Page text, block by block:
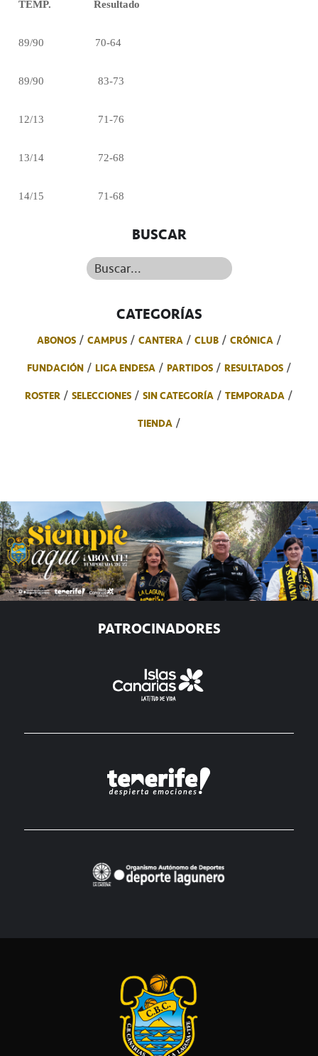
TEMP. Resultado
89/90 70-64
89/90 83-73
12/13 71-76
13/14 72-68
14/15 71-68
BUSCAR
Buscar...
CATEGORÍAS
ABONOS CAMPUS CANTERA CLUB
CRÓNICA
FUNDACIÓN
LIGA ENDESA PARTIDOS
RESULTADOS
ROSTER
SELECCIONES SIN CATEGORÍA
TEMPORADA
TIENDA
PATROCINADORES